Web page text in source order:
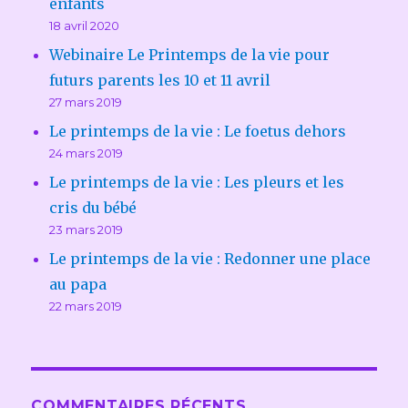
18 avril 2020
Webinaire Le Printemps de la vie pour
futurs parents les 10 et 11 avril
27 mars 2019
Le printemps de la vie : Le foetus dehors
24 mars 2019
Le printemps de la vie : Les pleurs et les
cris du bébé
23 mars 2019
Le printemps de la vie : Redonner une place
au papa
22 mars 2019